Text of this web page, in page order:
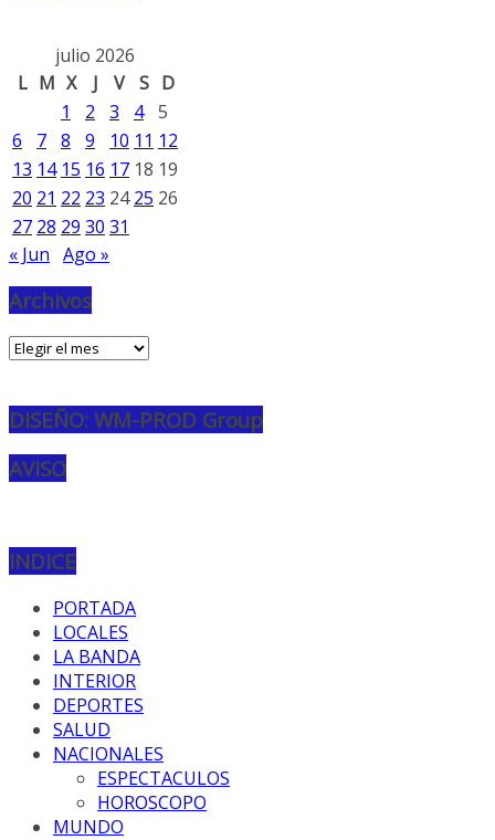
julio 2026
L M X J V S D
1
2 3 4 5
6
7 8 9 10 11 12
13 14 15 16 17 18 19
20 21 22 23 24 25 26
27 28 29 30 31
« Jun Ago »
Archivos
Archivos
DISEÑO: WM-PROD Group
AVISO
INDICE
PORTADA
LOCALES
LA BANDA
INTERIOR
DEPORTES
SALUD
NACIONALES
ESPECTACULOS
HOROSCOPO
MUNDO